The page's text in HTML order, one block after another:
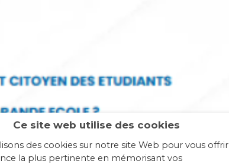
Ce site web utilise des cookies
des cookies sur notre site Web pour vous offrir
la plus pertinente en mémorisant vos